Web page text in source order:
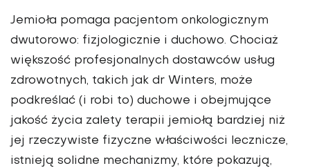
Jemioła pomaga pacjentom onkologicznym
dwutorowo: fizjologicznie i duchowo. Chociaż
większość profesjonalnych dostawców usług
zdrowotnych, takich jak dr Winters, może
podkreślać (i robi to) duchowe i obejmujące
jakość życia zalety terapii jemiołą bardziej niż
jej rzeczywiste fizyczne właściwości lecznicze,
istnieją solidne mechanizmy, które pokazują,